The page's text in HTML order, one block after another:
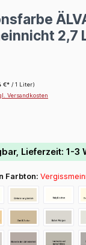
2,7
€* / 1 Liter)
Versandkosten
von 5 von
Lieferzeit: 1-3
Farbton: